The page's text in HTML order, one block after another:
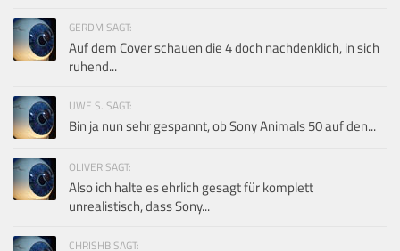
GERDM SAGT:
Auf dem Cover schauen die 4 doch nachdenklich, in sich
ruhend...
UWE S. SAGT:
Bin ja nun sehr gespannt, ob Sony Animals 50 auf den...
OLIVER SAGT:
Also ich halte es ehrlich gesagt für komplett
unrealistisch, dass Sony...
CHRISHB SAGT: